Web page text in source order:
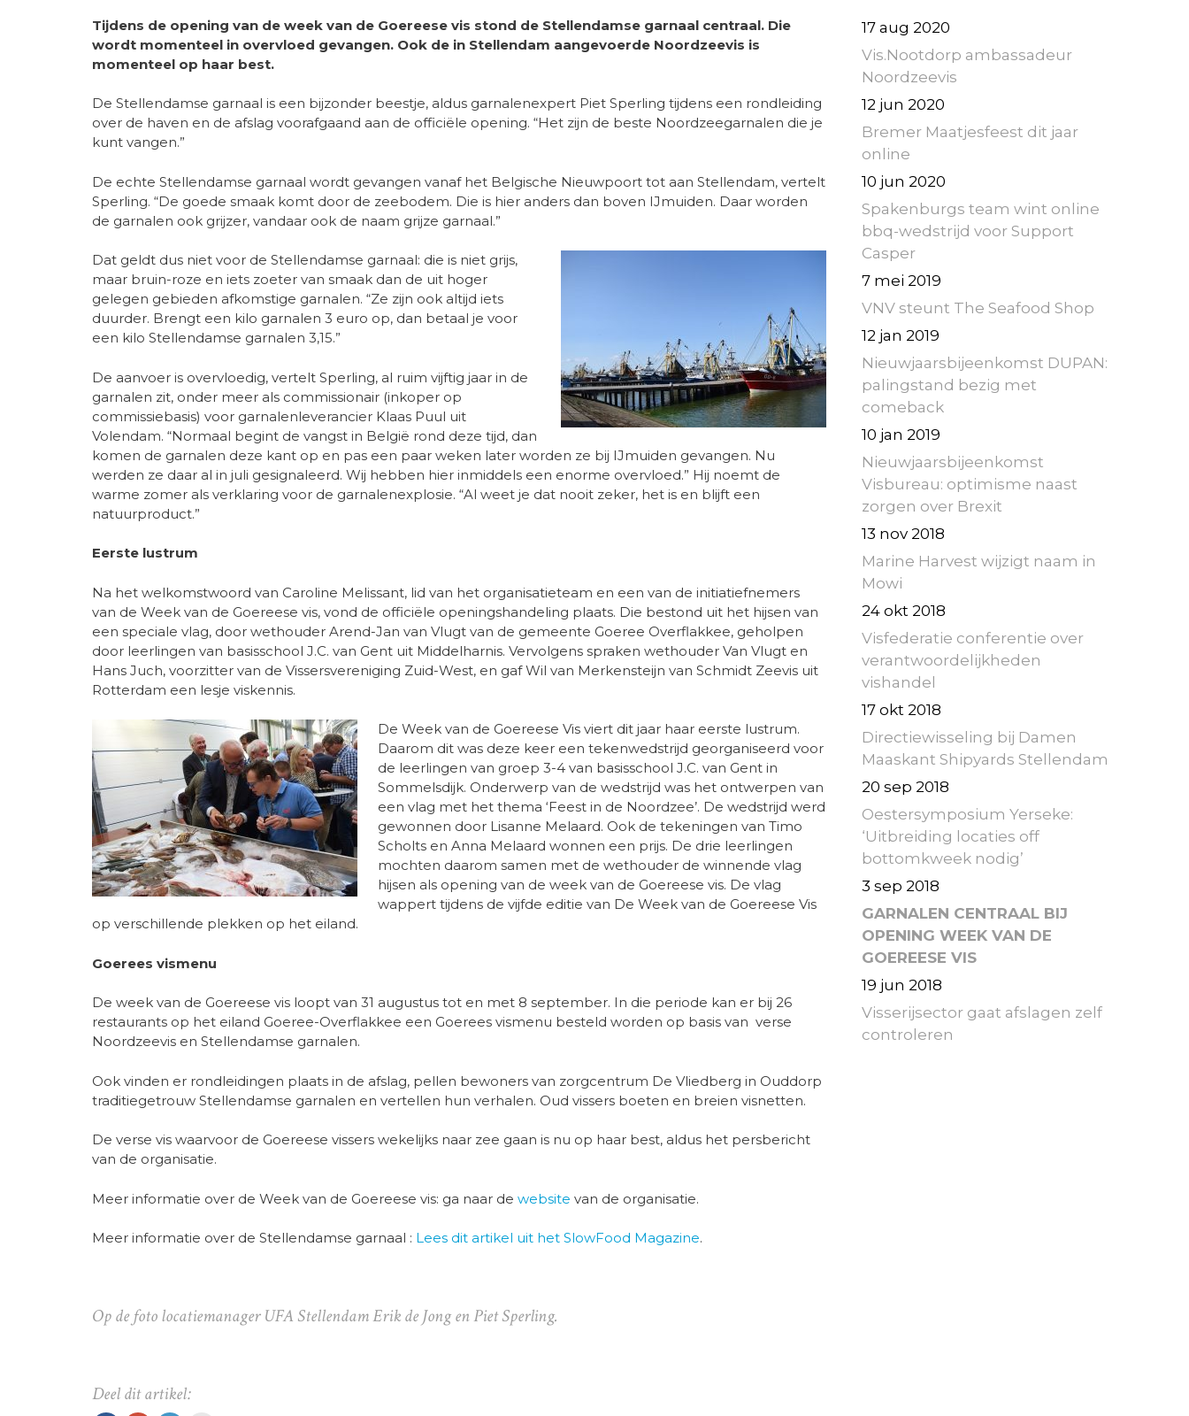
Tijdens de opening van de week van de Goereese vis stond de Stellendamse garnaal centraal. Die
wordt momenteel in overvloed gevangen. Ook de in Stellendam aangevoerde Noordzeevis is
momenteel op haar best.
De Stellendamse garnaal is een bijzonder beestje, aldus garnalenexpert Piet Sperling tijdens een rondleiding
over de haven en de afslag voorafgaand aan de officiële opening. “Het zijn de beste Noordzeegarnalen die je
kunt vangen.”
De echte Stellendamse garnaal wordt gevangen vanaf het Belgische Nieuwpoort tot aan Stellendam, vertelt
Sperling. “De goede smaak komt door de zeebodem. Die is hier anders dan boven IJmuiden. Daar worden
de garnalen ook grijzer, vandaar ook de naam grijze garnaal.”
Dat geldt dus niet voor de Stellendamse garnaal: die is niet grijs,
maar bruin-roze en iets zoeter van smaak dan de uit hoger
gelegen gebieden afkomstige garnalen. “Ze zijn ook altijd iets
duurder. Brengt een kilo garnalen 3 euro op, dan betaal je voor
een kilo Stellendamse garnalen 3,15.”
De aanvoer is overvloedig, vertelt Sperling, al ruim vijftig jaar in de
garnalen zit, onder meer als commissionair (inkoper op
commissiebasis) voor garnalenleverancier Klaas Puul uit
Volendam. “Normaal begint de vangst in België rond deze tijd, dan
komen de garnalen deze kant op en pas een paar weken later worden ze bij IJmuiden gevangen. Nu
werden ze daar al in juli gesignaleerd. Wij hebben hier inmiddels een enorme overvloed.” Hij noemt de
warme zomer als verklaring voor de garnalenexplosie. “Al weet je dat nooit zeker, het is en blijft een
natuurproduct.”
Eerste lustrum
Na het welkomstwoord van Caroline Melissant, lid van het organisatieteam en een van de initiatiefnemers
van de Week van de Goereese vis, vond de officiële openingshandeling plaats. Die bestond uit het hijsen van
een speciale vlag, door wethouder Arend-Jan van Vlugt van de gemeente Goeree Overflakkee, geholpen
door leerlingen van basisschool J.C. van Gent uit Middelharnis. Vervolgens spraken wethouder Van Vlugt en
Hans Juch, voorzitter van de Vissersvereniging Zuid-West, en gaf Wil van Merkensteijn van Schmidt Zeevis uit
Rotterdam een lesje viskennis.
De Week van de Goereese Vis viert dit jaar haar eerste lustrum.
Daarom dit was deze keer een tekenwedstrijd georganiseerd voor
de leerlingen van groep 3-4 van basisschool J.C. van Gent in
Sommelsdijk. Onderwerp van de wedstrijd was het ontwerpen van
een vlag met het thema ‘Feest in de Noordzee’. De wedstrijd werd
gewonnen door Lisanne Melaard. Ook de tekeningen van Timo
Scholts en Anna Melaard wonnen een prijs. De drie leerlingen
mochten daarom samen met de wethouder de winnende vlag
hijsen als opening van de week van de Goereese vis. De vlag
wappert tijdens de vijfde editie van De Week van de Goereese Vis
op verschillende plekken op het eiland.
Goerees vismenu
De week van de Goereese vis loopt van 31 augustus tot en met 8 september. In die periode kan er bij 26
restaurants op het eiland Goeree-Overflakkee een Goerees vismenu besteld worden op basis van verse
Noordzeevis en Stellendamse garnalen.
Ook vinden er rondleidingen plaats in de afslag, pellen bewoners van zorgcentrum De Vliedberg in Ouddorp
traditiegetrouw Stellendamse garnalen en vertellen hun verhalen. Oud vissers boeten en breien visnetten.
De verse vis waarvoor de Goereese vissers wekelijks naar zee gaan is nu op haar best, aldus het persbericht
van de organisatie.
Meer informatie over de Week van de Goereese vis: ga naar de website van de organisatie.
Meer informatie over de Stellendamse garnaal : Lees dit artikel uit het SlowFood Magazine.
Op de foto locatiemanager UFA Stellendam Erik de Jong en Piet Sperling.
17 aug 2020
Vis.Nootdorp ambassadeur
Noordzeevis
12 jun 2020
Bremer Maatjesfeest dit jaar
online
10 jun 2020
Spakenburgs team wint online
bbq-wedstrijd voor Support
Casper
7 mei 2019
VNV steunt The Seafood Shop
12 jan 2019
Nieuwjaarsbijeenkomst DUPAN:
palingstand bezig met
comeback
10 jan 2019
Nieuwjaarsbijeenkomst
Visbureau: optimisme naast
zorgen over Brexit
13 nov 2018
Marine Harvest wijzigt naam in
Mowi
24 okt 2018
Visfederatie conferentie over
verantwoordelijkheden
vishandel
17 okt 2018
Directiewisseling bij Damen
Maaskant Shipyards Stellendam
20 sep 2018
Oestersymposium Yerseke:
‘Uitbreiding locaties off
bottomkweek nodig’
3 sep 2018
GARNALEN CENTRAAL BIJ
OPENING WEEK VAN DE
GOEREESE VIS
19 jun 2018
Visserijsector gaat afslagen zelf
controleren